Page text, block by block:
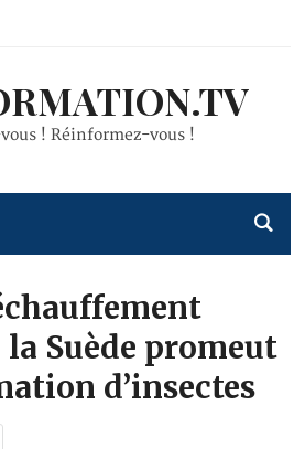
! Réinformez-vous !
Suède promeut
d’insectes